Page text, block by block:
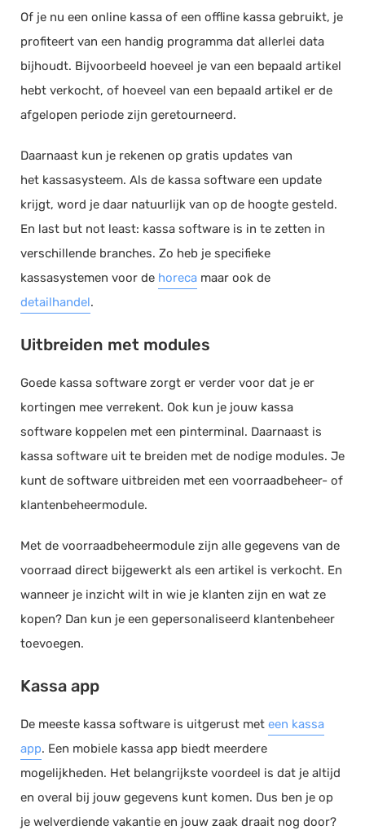
Of je nu een online kassa of een offline kassa gebruikt, je
profiteert van een handig programma dat allerlei data
bijhoudt. Bijvoorbeeld hoeveel je van een bepaald artikel
hebt verkocht, of hoeveel van een bepaald artikel er de
afgelopen periode zijn geretourneerd.
Daarnaast kun je rekenen op gratis updates van
het kassasysteem. Als de kassa software een update
krijgt, word je daar natuurlijk van op de hoogte gesteld.
En last but not least: kassa software is in te zetten in
verschillende branches. Zo heb je specifieke
kassasystemen voor de horeca maar ook de
detailhandel.
Uitbreiden met modules
Goede kassa software zorgt er verder voor dat je er
kortingen mee verrekent. Ook kun je jouw kassa
software koppelen met een pinterminal. Daarnaast is
kassa software uit te breiden met de nodige modules. Je
kunt de software uitbreiden met een voorraadbeheer- of
klantenbeheermodule.
Met de voorraadbeheermodule zijn alle gegevens van de
voorraad direct bijgewerkt als een artikel is verkocht. En
wanneer je inzicht wilt in wie je klanten zijn en wat ze
kopen? Dan kun je een gepersonaliseerd klantenbeheer
toevoegen.
Kassa app
De meeste kassa software is uitgerust met een kassa
app. Een mobiele kassa app biedt meerdere
mogelijkheden. Het belangrijkste voordeel is dat je altijd
en overal bij jouw gegevens kunt komen. Dus ben je op
je welverdiende vakantie en jouw zaak draait nog door?